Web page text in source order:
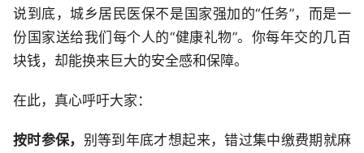
说到底，城乡居民医保不是国家强加的“任务”，而是一
份国家送给我们每个人的“健康礼物”。你每年交的几百
块钱，却能换来巨大的安全感和保障。
在此，真心呼吁大家：
按时参保， 别等到年底才想起来，错过集中缴费期就麻